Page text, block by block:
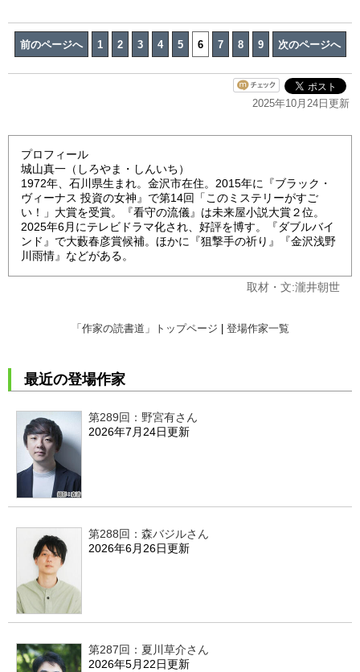
前のページへ 1 2 3 4 5 6 7 8 9 次のページへ
2025年10月24日更新
プロフィール
城山真一（しろやま・しんいち）
1972年、石川県生まれ。金沢市在住。2015年に『ブラック・
ヴィーナス 投資の女神』で第14回「このミステリーがすご
い！」大賞を受賞。『看守の流儀』は未来屋小説大賞２位。
2025年6月にテレビドラマ化され、好評を博す。『ダブルバイ
ンド』で大藪春彦賞候補。ほかに『狙撃手の祈り』『金沢浅野
川雨情』などがある。
取材・文:瀧井朝世
「作家の読書道」トップページ 登場作家一覧
最近の登場作家
第289回：野宮有さん
2026年7月24日更新
第288回：森バジルさん
2026年6月26日更新
第287回：夏川草介さん
2026年5月22日更新